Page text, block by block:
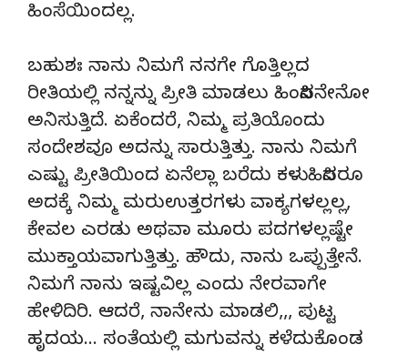
ಹಿಂಸೆಯಿಂದಲ್ಲ.
ಬಹುಶಃ ನಾನು ನಿಮಗೆ ನನಗೇ ಗೊತ್ತಿಲ್ಲದ
ರೀತಿಯಲ್ಲಿ ನನ್ನನ್ನು ಪ್ರೀತಿ ಮಾಡಲು ಹಿಂಸಿಸಿದನೇನೋ
ಅನಿಸುತ್ತಿದೆ. ಏಕೆಂದರೆ, ನಿಮ್ಮ ಪ್ರತಿಯೊಂದು
ಸಂದೇಶವೂ ಅದನ್ನು ಸಾರುತ್ತಿತ್ತು. ನಾನು ನಿಮಗೆ
ಎಷ್ಟು ಪ್ರೀತಿಯಿಂದ ಏನೆಲ್ಲಾ ಬರೆದು ಕಳುಹಿಸಿದರೂ
ಅದಕ್ಕೆ ನಿಮ್ಮ ಮರುಉತ್ತರಗಳು ವಾಕ್ಯಗಳಲ್ಲಲ್ಲ,
ಕೇವಲ ಎರಡು ಅಥವಾ ಮೂರು ಪದಗಳಲ್ಲಷ್ಟೇ
ಮುಕ್ತಾಯವಾಗುತ್ತಿತ್ತು. ಹೌದು, ನಾನು ಒಪ್ಪುತ್ತೇನೆ.
ನಿಮಗೆ ನಾನು ಇಷ್ಟವಿಲ್ಲ ಎಂದು ನೇರವಾಗೇ
ಹೇಳಿದಿರಿ. ಆದರೆ, ನಾನೇನು ಮಾಡಲಿ,,, ಪುಟ್ಟ
ಹೃದಯ… ಸಂತೆಯಲ್ಲಿ ಮಗುವನ್ನು ಕಳೆದುಕೊಂಡ